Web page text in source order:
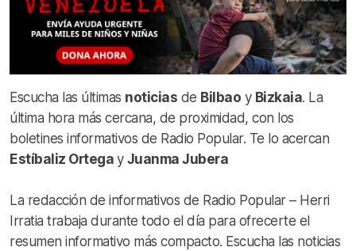
Escucha las últimas noticias de Bilbao y Bizkaia. La
última hora más cercana, de proximidad, con los
boletines informativos de Radio Popular. Te lo acercan
Estíbaliz Ortega y Juanma Jubera
La redacción de informativos de Radio Popular – Herri
Irratia trabaja durante todo el día para ofrecerte el
resumen informativo más compacto. Escucha las noticias